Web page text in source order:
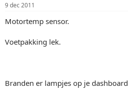
9 dec 2011
Motortemp sensor.
Voetpakking lek.
Branden er lampjes op je dashboard